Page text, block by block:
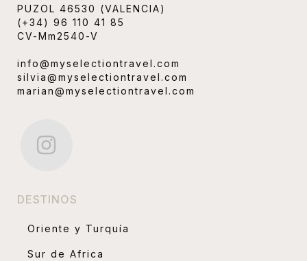
PUZOL 46530 (VALENCIA)
(+34) 96 110 41 85
CV-Mm2540-V
info@myselectiontravel.com
silvia@myselectiontravel.com
marian@myselectiontravel.com
DESTINOS
Oriente y Turquía
Sur de Africa